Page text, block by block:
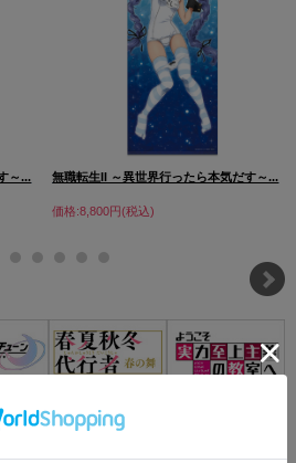
～... 無職転生II ～異世界行ったら本気だす～...
価格:8,800円(税込)